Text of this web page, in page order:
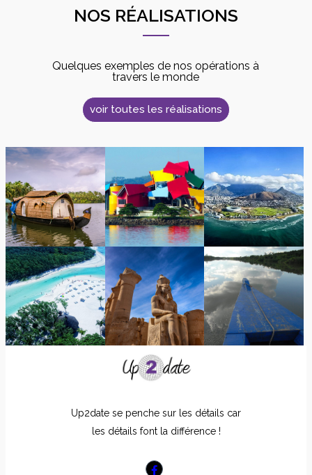
NOS RÉALISATIONS
Quelques exemples de nos opérations à
travers le monde
voir toutes les réalisations
Up2date se penche sur les détails car
les détails font la différence !